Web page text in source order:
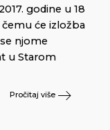
godine u 18
će izložba
njome
u Starom
Pročitaj više